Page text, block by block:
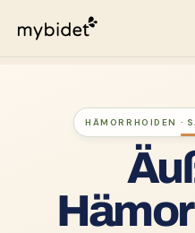
HÄMORRHOIDEN ·